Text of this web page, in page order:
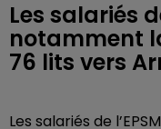
Les salariés
notamment
76 lits vers
Les salariés de